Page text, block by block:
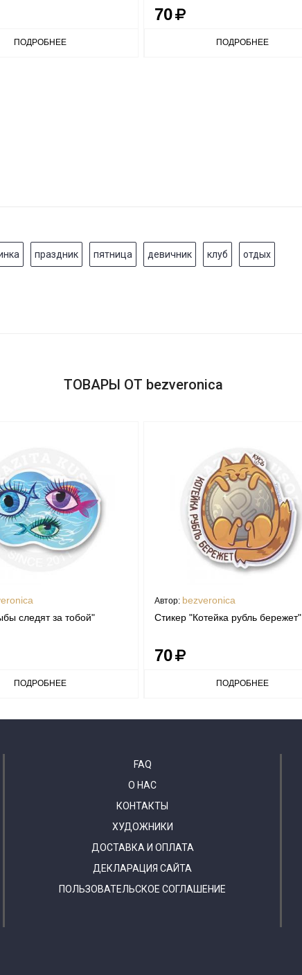
ПОДРОБНЕЕ
70
ПОДРОБНЕЕ
праздник пятница девичник клуб отдых
ТОВАРЫ ОТ bezveronica
следят за тобой"
ПОДРОБНЕЕ
Автор: bezveronica
Стикер "Котейка рубль бережет"
70
ПОДРОБНЕЕ
FAQ
О НАС
КОНТАКТЫ
ХУДОЖНИКИ
ДОСТАВКА И ОПЛАТА
ДЕКЛАРАЦИЯ САЙТА
ПОЛЬЗОВАТЕЛЬСКОЕ СОГЛАШЕНИЕ